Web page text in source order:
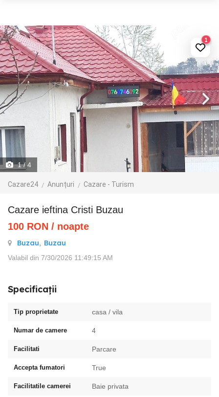
1/ 4
Cazare24 Anunțuri Cazare - Turism
1
Cazare ieftina Cristi Buzau
100 RON / noapte
Buzau, Buzau
Valabil din 7/30/2026 11:49:15 AM
Specificații
Tip proprietate casa / vila
Numar de camere 4
Facilitati Parcare
Accepta fumatori True
Facilitatile camerei Baie privata